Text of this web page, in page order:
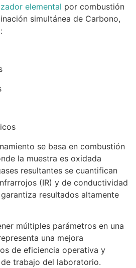
elemental por combustión
simultánea de Carbono,
se basa en combustión
la muestra es oxidada
resultantes se cuantifican
(IR) y de conductividad
resultados altamente
múltiples parámetros en una
una mejora
de eficiencia operativa y
trabajo del laboratorio.